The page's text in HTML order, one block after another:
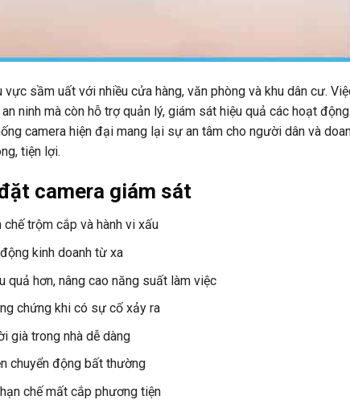
vực sầm uất với nhiều cửa hàng, văn phòng và khu dân cư.
ninh mà còn hỗ trợ quản lý, giám sát hiệu quả các hoạt động
camera hiện đại mang lại sự an tâm cho người dân và
tiện lợi.
camera giám sát
trộm cắp và hành vi xấu
kinh doanh từ xa
quả hơn, nâng cao năng suất làm việc
chứng khi có sự cố xảy ra
già trong nhà dễ dàng
chuyển động bất thường
chế mất cắp phương tiện